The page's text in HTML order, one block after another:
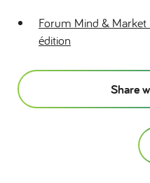
Forum Mind &
édition
Share